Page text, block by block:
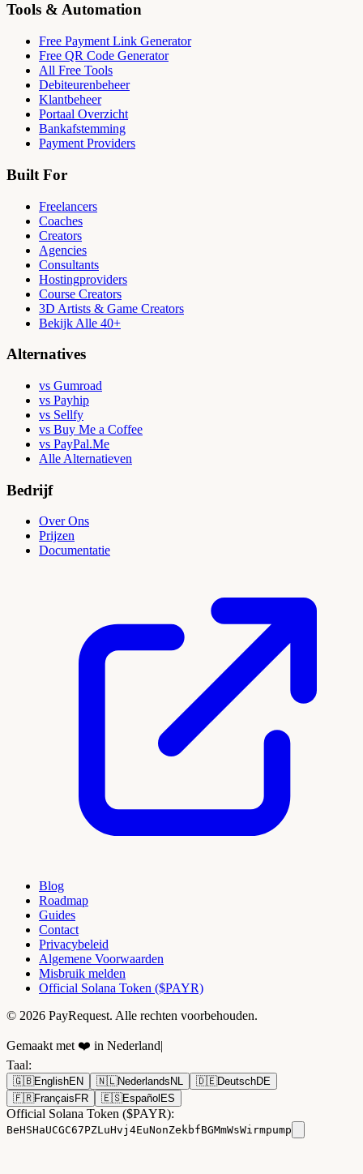
Tools & Automation
Free Payment Link Generator
Free QR Code Generator
All Free Tools
Debiteurenbeheer
Klantbeheer
Portaal Overzicht
Bankafstemming
Payment Providers
Built For
Freelancers
Coaches
Creators
Agencies
Consultants
Hostingproviders
Course Creators
3D Artists & Game Creators
Bekijk Alle 40+
Alternatives
vs Gumroad
vs Payhip
vs Sellfy
vs Buy Me a Coffee
vs PayPal.Me
Alle Alternatieven
Bedrijf
Over Ons
Prijzen
Documentatie
Blog
Roadmap
Guides
Contact
Privacybeleid
Algemene Voorwaarden
Misbruik melden
Official Solana Token ($PAYR)
© 2026 PayRequest. Alle rechten voorbehouden.
Gemaakt met ❤️ in Nederland|
Taal:
🇬🇧EnglishEN 🇳🇱Nederlands NL 🇩🇪DeutschDE
🇫🇷Français FR 🇪🇸Español ES
Official Solana Token ($PAYR):
BeHSHaUCGC67PZLuHvj4EuNonZekbfBGMmWsWirmpump